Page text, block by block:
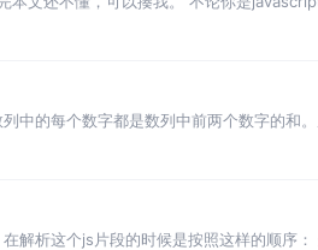
定的几行代码，我们需要知道其输出内容和
中的每个数字都是数列中前两个数字的和
解决这类问题十分容易。 在本文中，我将
解析这个js片段的时候是按照这样的顺序